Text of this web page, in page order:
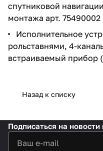
спутниковой
монтажа арт. 75490002
Исполнительное
рольставнями, 4-
встраиваемый прибор
Назад к списку
Подписаться на новости